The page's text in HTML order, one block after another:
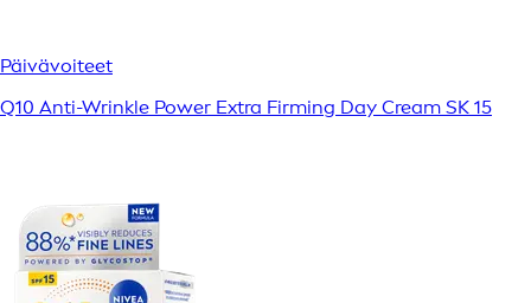
Päivävoiteet
Q10 Anti-Wrinkle Power Extra Firming Day Cream SK 15